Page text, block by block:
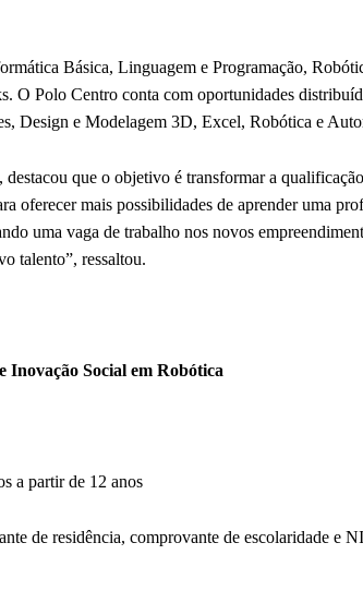
Básica, Linguagem e Programação,
O Polo Centro conta com oportunidades
Design e Modelagem 3D, Excel, Robótica e
que o objetivo é transformar a
oferecer mais possibilidades de aprender uma
uma vaga de trabalho nos novos
talento”, ressaltou.
Inovação Social em Robótica
a partir de 12 anos
de residência, comprovante de escolaridade e